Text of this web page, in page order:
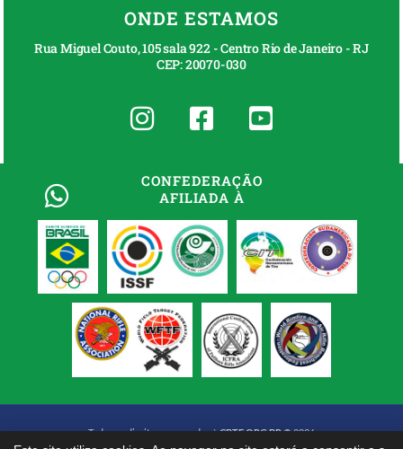
ONDE ESTAMOS
Rua Miguel Couto, 105 sala 922 - Centro Rio de Janeiro - RJ
CEP: 20070-030
CONFEDERAÇÃO
AFILIADA À
Todos os direitos reservados àCBTE.ORG.BR© 2026